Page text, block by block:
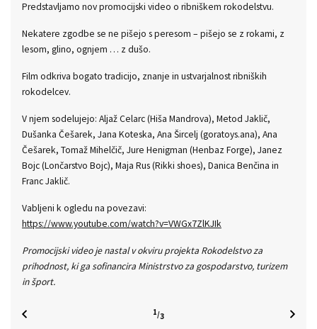
z
Ana
Janez
in
turizem
V Rokodelskem centru Ribnica imamo novo strojno opremo,
lahko najamete za delo:
-2x 3D tiskalnik plastike
-laserski rezalnik
Preverite termine in s pomočjo mentorja, ki je na voljo,
svoje produkte.
2/3
Nazaj